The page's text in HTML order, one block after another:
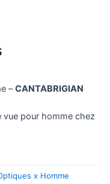
–CANTABRIGIAN
vue pour homme chez
x Homme